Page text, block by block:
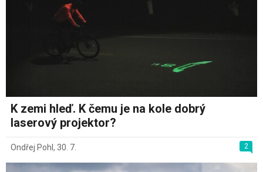
K zemi hleď. K čemu je na kole dobrý
laserový projektor?
2
Ondřej Pohl , 30. 7.